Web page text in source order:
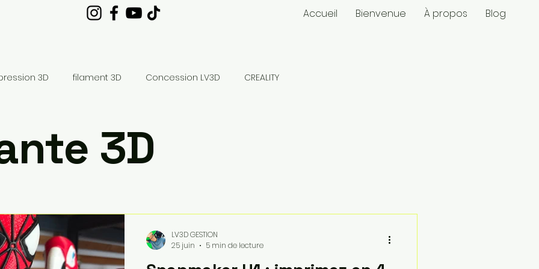
Accueil Bienvenue À propos Blog
3D filament 3D Concession LV3D CREALITY
3D
LV3D GESTION
25 juin
5 min de lecture